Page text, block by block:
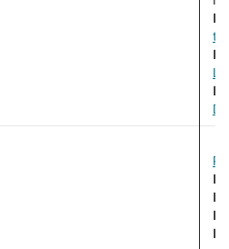
■
■
■
■
■
■
■